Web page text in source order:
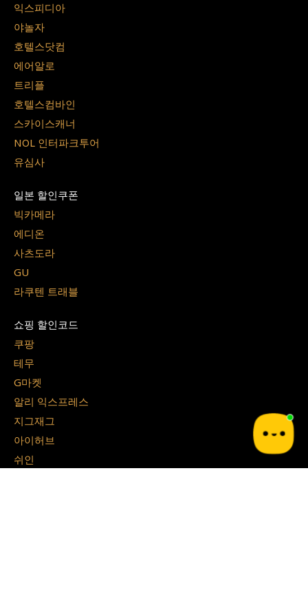
익스피디아
야놀자
호텔스닷컴
에어알로
트리플
호텔스컴바인
스카이스캐너
NOL 인터파크투어
유심사
일본 할인쿠폰
빅카메라
에디온
사츠도라
GU
라쿠텐 트래블
쇼핑 할인코드
쿠팡
테무
G마켓
알리 익스프레스
지그재그
아이허브
쉬인